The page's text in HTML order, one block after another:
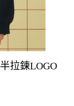
拉鍊LOGO